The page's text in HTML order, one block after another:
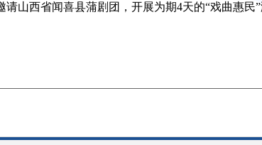
西省闻喜县蒲剧团，开展为期4天的“戏曲惠民